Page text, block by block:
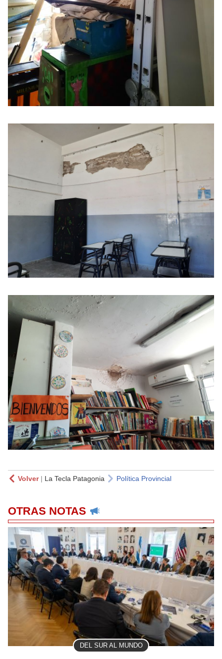
Volver| La Tecla Patagonia Política Provincial
OTRAS NOTAS
DEL SUR AL MUNDO